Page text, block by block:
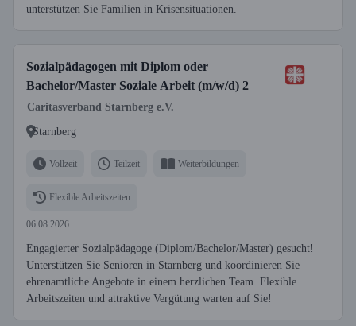
unterstützen Sie Familien in Krisensituationen.
Sozialpädagogen mit Diplom oder
Bachelor/Master Soziale Arbeit (m/w/d) 2
Caritasverband Starnberg e.V.
Starnberg
Vollzeit Teilzeit Weiterbildungen
Flexible Arbeitszeiten
06.08.2026
Engagierter Sozialpädagoge (Diplom/Bachelor/Master) gesucht!
Unterstützen Sie Senioren in Starnberg und koordinieren Sie
ehrenamtliche Angebote in einem herzlichen Team. Flexible
Arbeitszeiten und attraktive Vergütung warten auf Sie!